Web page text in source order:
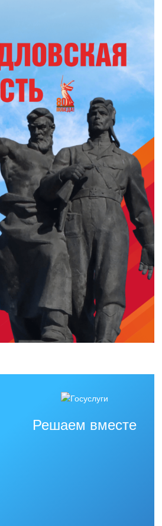
Решаем вместе